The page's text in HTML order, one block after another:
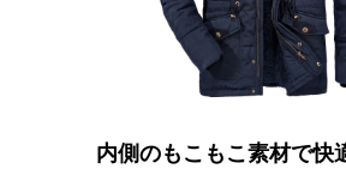
内側のもこもこ素材で快